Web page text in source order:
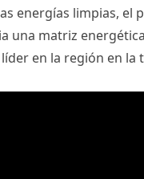
energías limpias,
una matriz
en la región en